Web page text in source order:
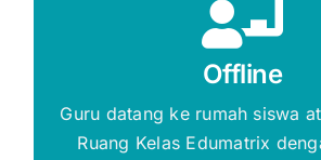
Offline
Guru datang ke rumah siswa
Ruang Kelas Edumatrix
Gratis Biaya
DAFTAR